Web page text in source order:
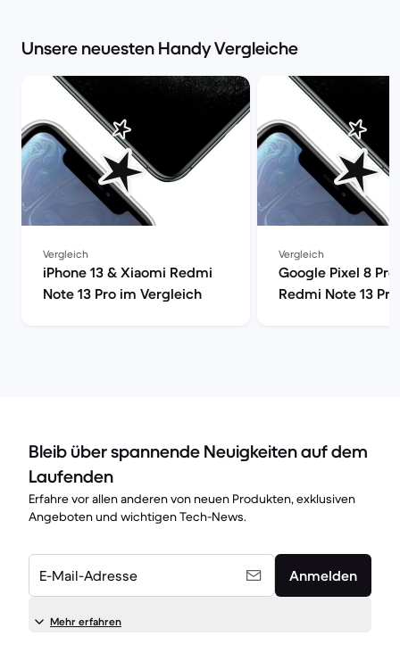
Unsere neuesten Handy Vergleiche
Vergleich
iPhone 13 & Xiaomi Redmi
Note 13 Pro im Vergleich
Vergleich
Google Pixel 8
Redmi Note 13
Bleib über spannende Neuigkeiten auf dem
Laufenden
Erfahre vor allen anderen von neuen Produkten, exklusiven
Angeboten und wichtigen Tech-News.
E-Mail-Adresse Anmelden
Mehr erfahren